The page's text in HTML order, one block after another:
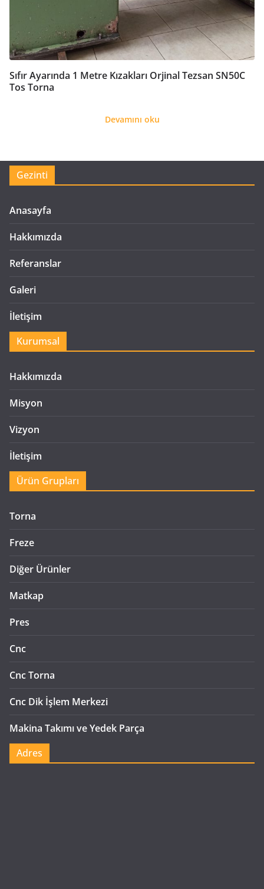
Sıfır Ayarında 1 Metre Kızakları Orjinal Tezsan SN50C
Tos Torna
Devamını oku
Gezinti
Anasayfa
Hakkımızda
Referanslar
Galeri
İletişim
Kurumsal
Hakkımızda
Misyon
Vizyon
İletişim
Ürün Grupları
Torna
Freze
Diğer Ürünler
Matkap
Pres
Cnc
Cnc Torna
Cnc Dik İşlem Merkezi
Makina Takımı ve Yedek Parça
Adres